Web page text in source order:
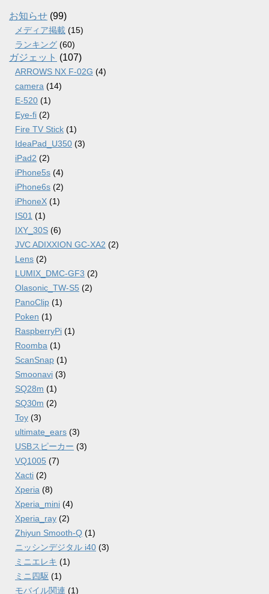
ブ
お知らせ (99)
メディア掲載 (15)
ランキング (60)
ガジェット (107)
ARROWS NX F-02G (4)
camera (14)
E-520 (1)
Eye-fi (2)
Fire TV Stick (1)
IdeaPad_U350 (3)
iPad2 (2)
iPhone5s (4)
iPhone6s (2)
iPhoneX (1)
IS01 (1)
IXY_30S (6)
JVC ADIXXION GC-XA2 (2)
Lens (2)
LUMIX_DMC-GF3 (2)
Olasonic_TW-S5 (2)
PanoClip (1)
Poken (1)
RaspberryPi (1)
Roomba (1)
ScanSnap (1)
Smoonavi (3)
SQ28m (1)
SQ30m (2)
Toy (3)
ultimate_ears (3)
USBスピーカー (3)
VQ1005 (7)
Xacti (2)
Xperia (8)
Xperia_mini (4)
Xperia_ray (2)
Zhiyun Smooth-Q (1)
ニッシンデジタル i40 (3)
ミニエレキ (1)
ミニ四駆 (1)
モバイル関連 (1)